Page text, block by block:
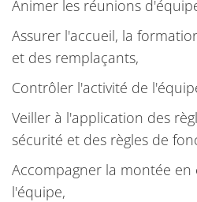
Animer les réunions
Assurer l'accueil, la
et des remplaçants,
Contrôler l'activité de
Veiller à l'application des
sécurité et des règles de
Accompagner la montée en
l'équipe,